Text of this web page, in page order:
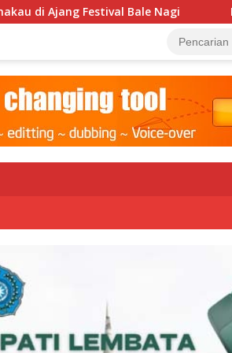
Keempat Kalinya PN Lembata